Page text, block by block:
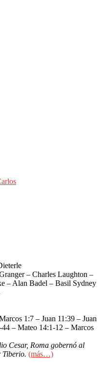
– Charles Laughton –
– Alan Badel – Basil Sydney
1:7 – Juan 11:39 – Juan
44 – Mateo 14:1-12 – Marcos
Cesar, Roma gobernó al
Tiberio. (más…)